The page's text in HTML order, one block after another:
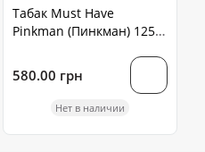
Табак Must Have
Pinkman (Пинкман) 125
580.00 грн
Нет в наличии